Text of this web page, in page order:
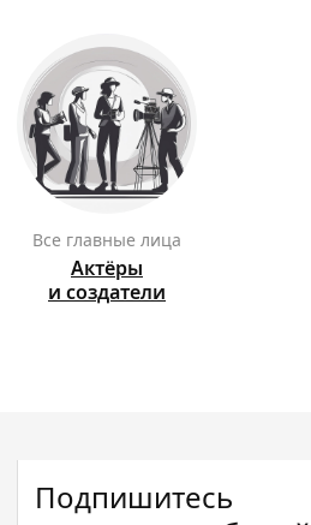
Все главные лица
Актёры
и создатели
Подпишитесь